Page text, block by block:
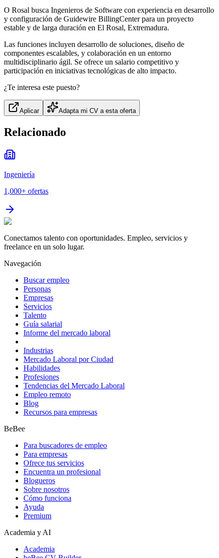
O Rosal busca Ingenieros de Software con experiencia en desarrollo
y configuración de Guidewire BillingCenter para un proyecto
estable y de larga duración en El Rosal, Extremadura.
Las funciones incluyen desarrollo de soluciones, diseño de
componentes escalables, y colaboración en un entorno
multidisciplinario ágil. Se ofrece un salario competitivo y
participación en iniciativas tecnológicas de alto impacto.
¿Te interesa este puesto?
Aplicar Adapta mi CV a esta oferta
Relacionado
Ingeniería
1,000+ ofertas
Conectamos talento con oportunidades. Empleo, servicios y
freelance en un solo lugar.
Navegación
Buscar empleo
Personas
Empresas
Servicios
Talento
Guía salarial
Informe del mercado laboral
Industrias
Mercado Laboral por Ciudad
Habilidades
Profesiones
Tendencias del Mercado Laboral
Empleo remoto
Blog
Recursos para empresas
BeBee
Para buscadores de empleo
Para empresas
Ofrece tus servicios
Encuentra un profesional
Blogueros
Sobre nosotros
Cómo funciona
Ayuda
Premium
Academia y AI
Academia